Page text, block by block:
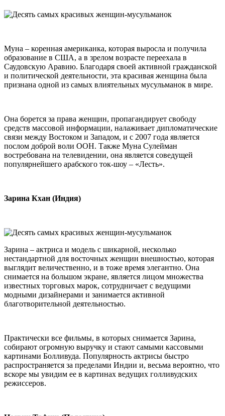
Муна – коренная американка, которая выросла и получила
образование в США, а в зрелом возрасте переехала в
Саудовскую Аравию. Благодаря своей активной гражданской
и политической деятельности, эта красивая женщина была
признана одной из самых влиятельных мусульманок в мире.
Она борется за права женщин, пропагандирует свободу
средств массовой информации, налаживает дипломатические
связи между Востоком и Западом, и с 2007 года является
послом доброй воли ООН. Также Муна Сулейман
востребована на телевидении, она является соведущей
популярнейшего арабского ток-шоу – «Лесть».
Зарина Кхан (Индия)
Зарина – актриса и модель с шикарной, несколько
нестандартной для восточных женщин внешностью, которая
выглядит величественно, и в тоже время элегантно. Она
снимается на большом экране, является лицом множества
известных торговых марок, сотрудничает с ведущими
модными дизайнерами и занимается активной
благотворительной деятельностью.
Практически все фильмы, в которых снимается Зарина,
собирают огромную выручку и стают самыми кассовыми
картинами Болливуда. Популярность актрисы быстро
распространяется за пределами Индии и, весьма вероятно, что
вскоре мы увидим ее в картинах ведущих голливудских
режиссеров.